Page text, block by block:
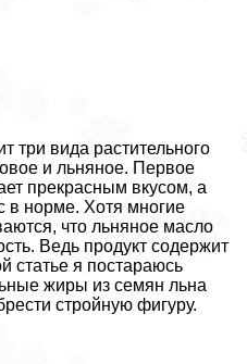
три вида растительного
и льняное. Первое
прекрасным вкусом, а
в норме. Хотя многие
что льняное масло
Ведь продукт содержит
статье я постараюсь
жиры из семян льна
стройную фигуру.